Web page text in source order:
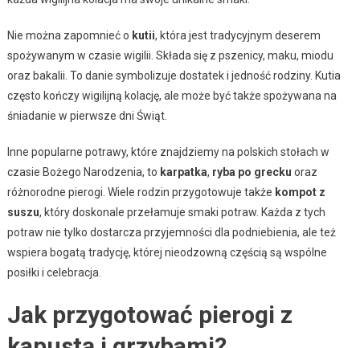
Nie można zapomnieć o kutii, która jest tradycyjnym deserem
spożywanym w czasie wigilii. Składa się z pszenicy, maku, miodu
oraz bakalii. To danie symbolizuje dostatek i jedność rodziny. Kutia
często kończy wigilijną kolację, ale może być także spożywana na
śniadanie w pierwsze dni Świąt.
Inne popularne potrawy, które znajdziemy na polskich stołach w
czasie Bożego Narodzenia, to karpatka, ryba po grecku oraz
różnorodne pierogi. Wiele rodzin przygotowuje także kompot z
suszu, który doskonale przełamuje smaki potraw. Każda z tych
potraw nie tylko dostarcza przyjemności dla podniebienia, ale też
wspiera bogatą tradycję, której nieodzowną częścią są wspólne
posiłki i celebracja.
Jak przygotować pierogi z